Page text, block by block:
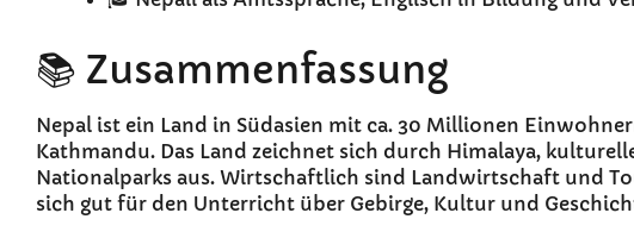
📚 Zusammenfassung
Nepal ist ein Land in Südasien mit ca. 30 Millionen
Kathmandu. Das Land zeichnet sich durch Himalaya,
Nationalparks aus. Wirtschaftlich sind Landwirtschaft und
sich gut für den Unterricht über Gebirge, Kultur und